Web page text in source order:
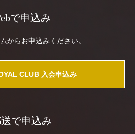
で申込み
からお申込みください。
CLUB 入会申込み
で申込み